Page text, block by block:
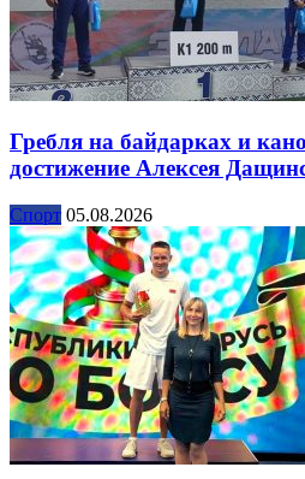
Гребля на байдарках и
достижение Алексея
Спорт 05.08.2026